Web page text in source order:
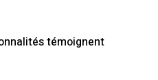
témoignent